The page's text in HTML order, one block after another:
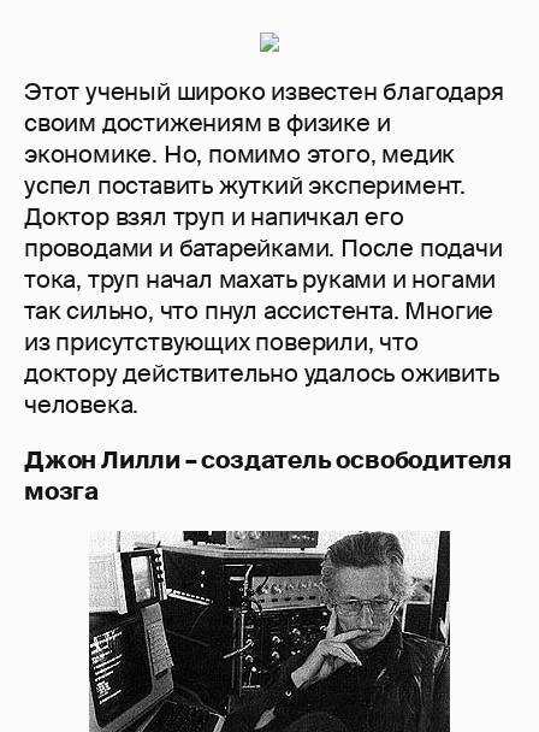
Этот ученый широко известен благодаря
своим достижениям в физике и
экономике. Но, помимо этого, медик
успел поставить жуткий эксперимент.
Доктор взял труп и напичкал его
проводами и батарейками. После подачи
тока, труп начал махать руками и ногами
так сильно, что пнул ассистента. Многие
из присутствующих поверили, что
доктору действительно удалось оживить
человека.
Джон Лилли – создатель освободителя
мозга